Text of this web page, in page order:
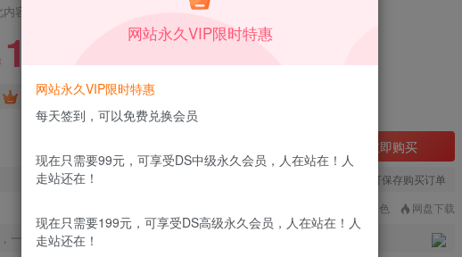
内容为付费资源，请付费后查看
1.99 ￥199
DS中级会员免费 DS高级会员
立即购买
您当前未登录！建议登陆后购买，可保存购买订单
安全绿色 网盘下载
经出售不予退款，购买如有疑问请及时联系站长QQ：
网站永久VIP限时特惠
网站永久VIP限时特惠
每天签到，可以免费兑换会员
现在只需要99元，可享受DS中级永久会员，人在站在！人
走站还在！
现在只需要199元，可享受DS高级永久会员，人在站在！人
走站还在！